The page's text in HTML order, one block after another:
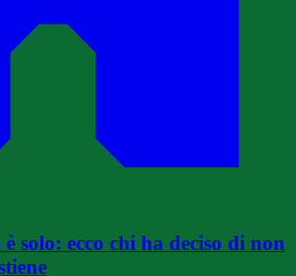
solo: ecco chi ha deciso di non